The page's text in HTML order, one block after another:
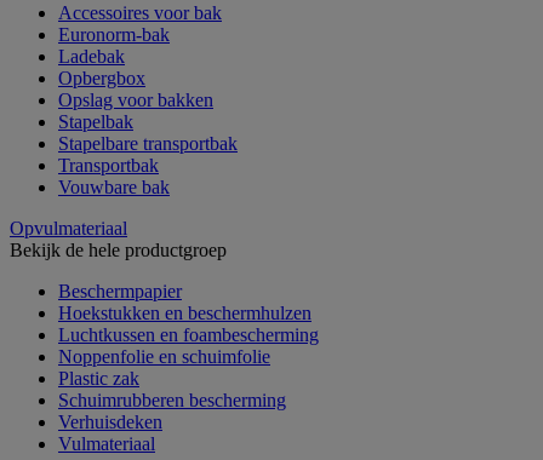
Accessoires voor bak
Euronorm-bak
Ladebak
Opbergbox
Opslag voor bakken
Stapelbak
Stapelbare transportbak
Transportbak
Vouwbare bak
Opvulmateriaal
Bekijk de hele productgroep
Beschermpapier
Hoekstukken en beschermhulzen
Luchtkussen en foambescherming
Noppenfolie en schuimfolie
Plastic zak
Schuimrubberen bescherming
Verhuisdeken
Vulmateriaal